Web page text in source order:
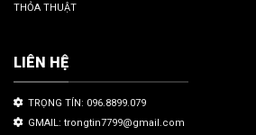
THỎA THUẬT
LIÊN HỆ
TRỌNG TÍN: 096.8899.079
GMAIL: trongtin7799@gmail.com